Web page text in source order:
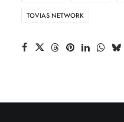
TOVIAS NETWORK